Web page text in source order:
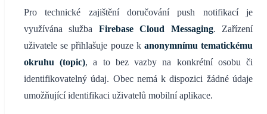
Pro technické zajištění doručování push notifikací je
využívána služba Firebase Cloud Messaging. Zařízení
uživatele se přihlašuje pouze k anonymnímu tematickému
okruhu (topic), a to bez vazby na konkrétní osobu či
identifikovatelný údaj. Obec nemá k dispozici žádné údaje
umožňující identifikaci uživatelů mobilní aplikace.